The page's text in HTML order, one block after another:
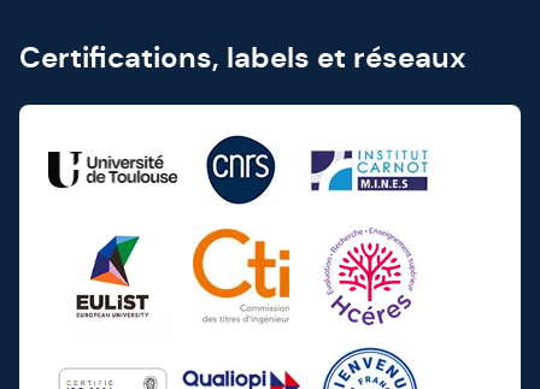
Certifications, labels et réseaux